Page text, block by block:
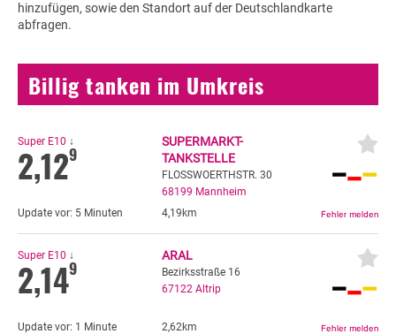
hinzufügen, sowie den Standort auf der Deutschlandkarte
abfragen.
Billig tanken im Umkreis
Super E10 ↓
2,129
SUPERMARKT-
TANKSTELLE
FLOSSWOERTHSTR. 30
68199 Mannheim
Update vor: 5 Minuten 4,19km
Super E10 ↓
2,149
ARAL
Bezirksstraße 16
67122 Altrip
Update vor: 1 Minute 2,62km